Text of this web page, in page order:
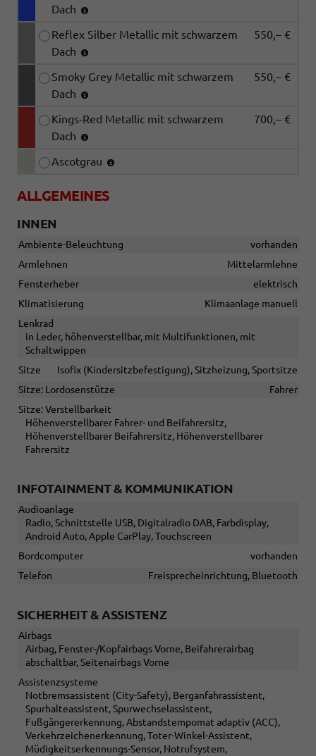
Dach
Reflex Silber Metallic mit schwarzem
Dach
550,– €
Smoky Grey Metallic mit schwarzem
Dach
550,– €
Kings-Red Metallic mit schwarzem
Dach
700,– €
Ascotgrau
ALLGEMEINES
INNEN
Ambiente-Beleuchtung
vorhanden
Armlehnen
Mittelarmlehne
Fensterheber
elektrisch
Klimatisierung
Klimaanlage manuell
Lenkrad
in Leder, höhenverstellbar, mit Multifunktionen, mit
Schaltwippen
Sitze
Isofix (Kindersitzbefestigung), Sitzheizung, Sportsitze
Sitze: Lordosenstütze
Fahrer
Sitze: Verstellbarkeit
Höhenverstellbarer Fahrer- und Beifahrersitz,
Höhenverstellbarer Beifahrersitz, Höhenverstellbarer
Fahrersitz
INFOTAINMENT & KOMMUNIKATION
Audioanlage
Radio, Schnittstelle USB, Digitalradio DAB, Farbdisplay,
Android Auto, Apple CarPlay, Touchscreen
Bordcomputer
vorhanden
Telefon
Freisprecheinrichtung, Bluetooth
SICHERHEIT & ASSISTENZ
Airbags
Airbag, Fenster-/Kopfairbags Vorne, Beifahrerairbag
abschaltbar, Seitenairbags Vorne
Assistenzsysteme
Notbremsassistent (City-Safety), Berganfahrassistent,
Spurhalteassistent, Spurwechselassistent,
Fußgängererkennung, Abstandstempomat adaptiv (ACC),
Verkehrzeichenerkennung, Toter-Winkel-Assistent,
Müdigkeitserkennungs-Sensor, Notrufsystem,